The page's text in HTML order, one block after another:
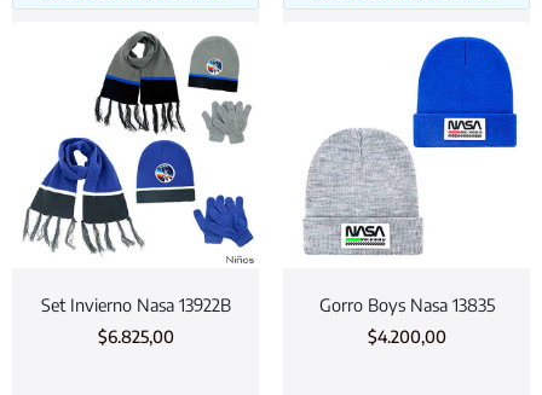
Set Invierno Nasa 13922B
$6.825,00
Gorro Boys Nasa 13835
$4.200,00